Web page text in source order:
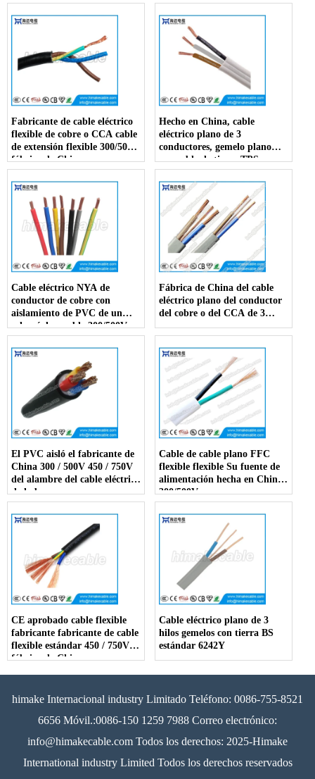
Fabricante de cable eléctrico
flexible de cobre o CCA cable
de extensión flexible 300/500V
fábrica de China
Hecho en China, cable
eléctrico plano de 3
conductores, gemelo plano
con cable de tierra TPS,
fábrica de China
Cable eléctrico NYA de
conductor de cobre con
aislamiento de PVC de un
solo núcleo, cable 300/500V
450/750V
Fábrica de China del cable
eléctrico plano del conductor
del cobre o del CCA de 3
corazones
El PVC aisló el fabricante de
China 300 / 500V 450 / 750V
del alambre del cable eléctrico
de la base
Cable de cable plano FFC
flexible flexible Su fuente de
alimentación hecha en China
300/500V
CE aprobado cable flexible
fabricante fabricante de cable
flexible estándar 450 / 750V
fábrica de China
Cable eléctrico plano de 3
hilos gemelos con tierra BS
estándar 6242Y
himake Internacional industry Limitado Teléfono: 0086-755-8521
6656 Móvil.:0086-150 1259 7988 Correo electrónico:
info@himakecable.com Todos los derechos: 2025-Himake
International industry Limited Todos los derechos reservados